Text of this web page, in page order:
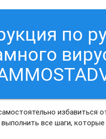
по
избавиться
все шаги,